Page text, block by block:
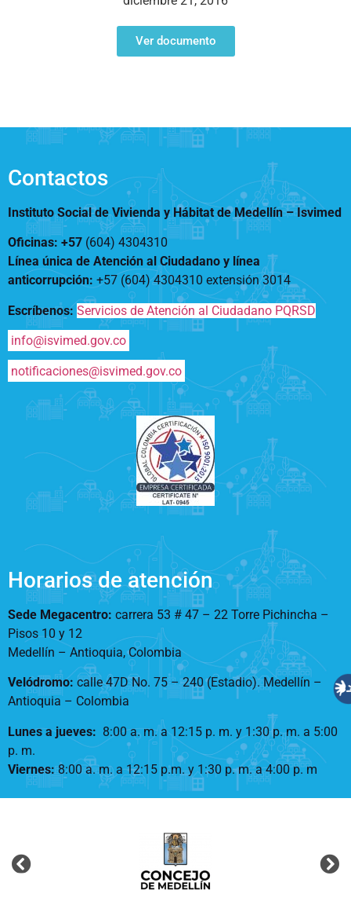
Vivienda Nueva
Vivienda un proyecto
Reconocimiento de
Edificaciones – C0
Acompañamiento Social
OPV-JVC
Rendición de cuentas
Encuesta de Percepción
Tamaño de la
fuente
Contraste
Centro de relevo
Más Información sobre Accesibilidad
Ver documento
Contactos
Instituto Social de Vivienda y Hábitat de Medellín –Isvimed
Oficinas: +57 (604) 4304310
Línea única de Atención al Ciudadano y línea
anticorrupción: +57 (604) 4304310 extensión3014
Escríbenos: Servicios de Atención al Ciudadano PQRSD
info@isvimed.gov.co
notificaciones@isvimed.gov.co
Horarios de atención
Sede Megacentro: carrera 53 # 47 – 22 Torre Pichincha –
Pisos 10 y 12
Medellín – Antioquia, Colombia
Velódromo: calle 47D No. 75 – 240 (Estadio). Medellín –
Antioquia – Colombia
Lunes a jueves: 8:00 a. m. a 12:15 p. m. y 1:30 p. m. a 5:00
p. m.
Viernes:8:00 a. m. a 12:15 p.m. y 1:30 p. m. a 4:00 p. m